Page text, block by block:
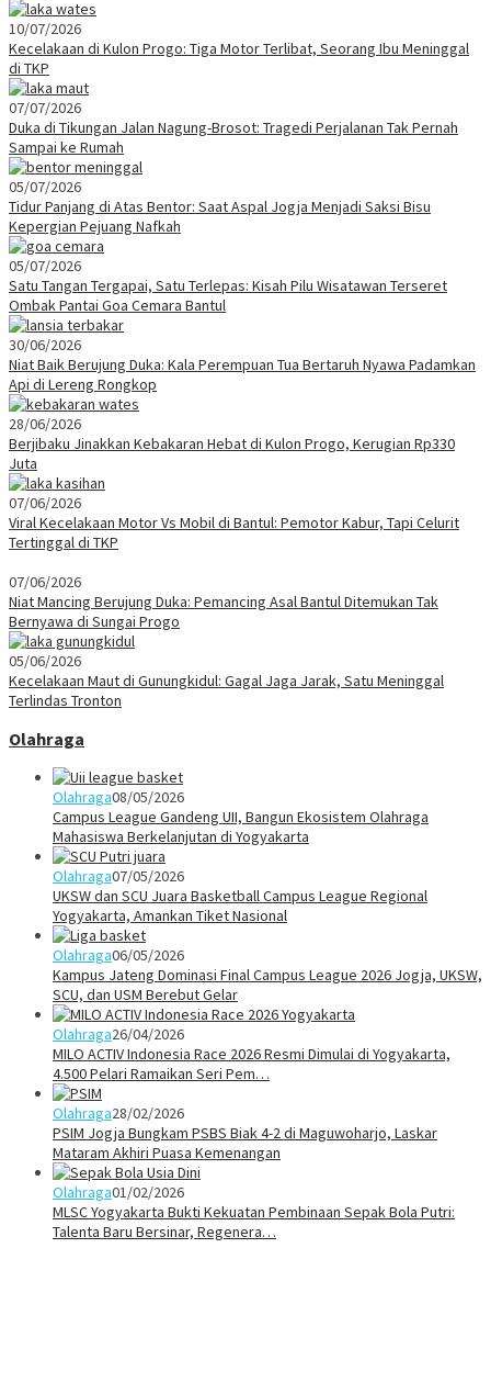
10/07/2026
Kecelakaan di Kulon Progo: Tiga Motor Terlibat, Seorang Ibu Meninggal
di TKP
07/07/2026
Duka di Tikungan Jalan Nagung-Brosot: Tragedi Perjalanan Tak Pernah
Sampai ke Rumah
05/07/2026
Tidur Panjang di Atas Bentor: Saat Aspal Jogja Menjadi Saksi Bisu
Kepergian Pejuang Nafkah
05/07/2026
Satu Tangan Tergapai, Satu Terlepas: Kisah Pilu Wisatawan Terseret
Ombak Pantai Goa Cemara Bantul
30/06/2026
Niat Baik Berujung Duka: Kala Perempuan Tua Bertaruh Nyawa Padamkan
Api di Lereng Rongkop
28/06/2026
Berjibaku Jinakkan Kebakaran Hebat di Kulon Progo, Kerugian Rp330
Juta
07/06/2026
Viral Kecelakaan Motor Vs Mobil di Bantul: Pemotor Kabur, Tapi Celurit
Tertinggal di TKP
07/06/2026
Niat Mancing Berujung Duka: Pemancing Asal Bantul Ditemukan Tak
Bernyawa di Sungai Progo
05/06/2026
Kecelakaan Maut di Gunungkidul: Gagal Jaga Jarak, Satu Meninggal
Terlindas Tronton
Olahraga
Olahraga08/05/2026
Campus League Gandeng UII, Bangun Ekosistem Olahraga
Mahasiswa Berkelanjutan di Yogyakarta
Olahraga07/05/2026
UKSW dan SCU Juara Basketball Campus League Regional
Yogyakarta, Amankan Tiket Nasional
Olahraga06/05/2026
Kampus Jateng Dominasi Final Campus League 2026 Jogja, UKSW,
SCU, dan USM Berebut Gelar
Olahraga26/04/2026
MILO ACTIV Indonesia Race 2026 Resmi Dimulai di Yogyakarta,
4.500 Pelari Ramaikan Seri Pem…
Olahraga28/02/2026
PSIM Jogja Bungkam PSBS Biak 4-2 di Maguwoharjo, Laskar
Mataram Akhiri Puasa Kemenangan
Olahraga01/02/2026
MLSC Yogyakarta Bukti Kekuatan Pembinaan Sepak Bola Putri:
Talenta Baru Bersinar, Regenera…